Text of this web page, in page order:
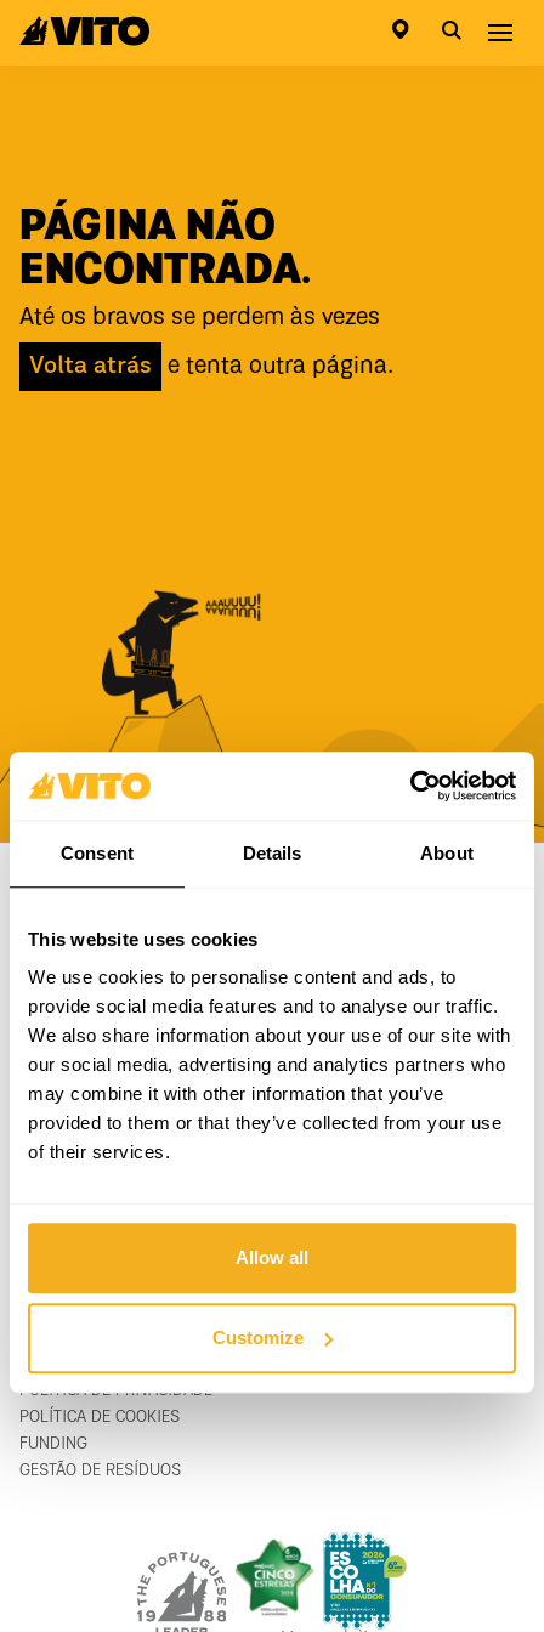
Consent Details About
This website uses cookies
We use cookies to personalise content and ads, to
provide social media features and to analyse our traffic.
We also share information about your use of our site with
our social media, advertising and analytics partners who
may combine it with other information that you’ve
provided to them or that they’ve collected from your use
of their services.
Allow all
Customize
Ir para a página inicial
PÁGINA NÃO
ENCONTRADA.
Até os bravos se perdem às vezes
Volta atrás
e tenta outra página.
PRODUTOS
APOIO & SERVIÇO
SOBRE
CATÁLOGOS
FAQ
CONTACTOS
FORMULÁRIO DE CONTACTO
POLÍTICA DE PRIVACIDADE
POLÍTICA DE COOKIES
FUNDING
GESTÃO DE RESÍDUOS
novidades, promoções e campanhas da VITO.
SUBSCREVER